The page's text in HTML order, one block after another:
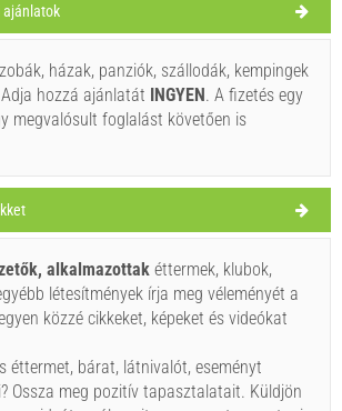
30°C
clear sky
Szélsebesség: 4.05 km/h
32°C clear sky
33°C
Selca
Link.Com)
Radića 15
+385993011176
Kell látogatni(/) Vizit(/) áthalad(/)
ajánlatok
házak, panziók, szállodák, kempingek
hozzá ajánlatát INGYEN. A fizetés egy
megvalósult foglalást követően is
alkalmazottak éttermek, klubok,
létesítmények írja meg véleményét a
közzé cikkeket, képeket és videókat
éttermet, bárat, látnivalót, eseményt
Ossza meg pozitív tapasztalatait. Küldjön